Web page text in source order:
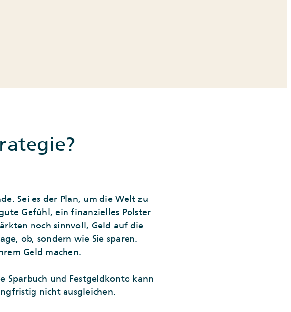
Sei es der Plan, um die Welt zu
Gefühl, ein finanzielles Polster
noch sinnvoll, Geld auf die
ob, sondern wie Sie sparen.
Geld machen.
Sparbuch und Festgeldkonto kann
nicht ausgleichen.